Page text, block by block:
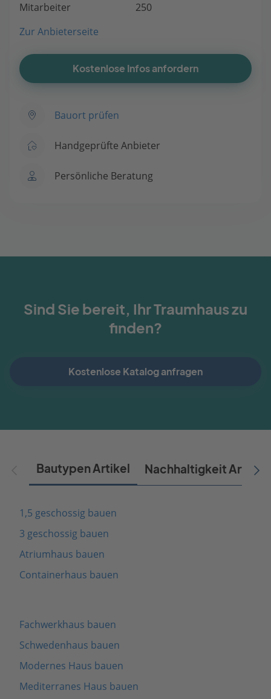
Mitarbeiter
250
Zur Anbieterseite
Kostenlose Infos anfordern
Bauort prüfen
Handgeprüfte Anbieter
Persönliche Beratung
Sind Sie bereit, Ihr Traumhaus zu
finden?
Kostenlose Katalog anfragen
Bautypen Artikel Nachhaltigkeit Artikel
1,5 geschossig bauen
3 geschossig bauen
Atriumhaus bauen
Containerhaus bauen
Fachwerkhaus bauen
Schwedenhaus bauen
Modernes Haus bauen
Mediterranes Haus bauen